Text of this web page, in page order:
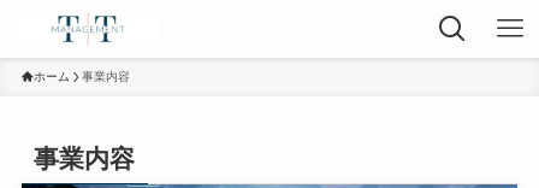
ホーム 事業内容
事業内容